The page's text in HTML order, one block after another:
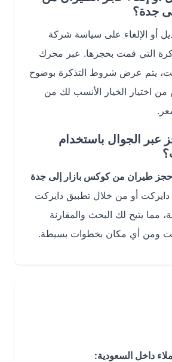
الإلغاء على سياسة شركة
قمت بحجزها. عبر محرك
عرض شروط التذكرة بوضوح
الخيار الأنسب لك من
الجوال باستخدام
من كوكس بازار إلى جدة
أو من خلال تطبيق دايركت
يتيح لك البحث والمقارنة
أي مكان بخطوات بسيطة.
السعودية: